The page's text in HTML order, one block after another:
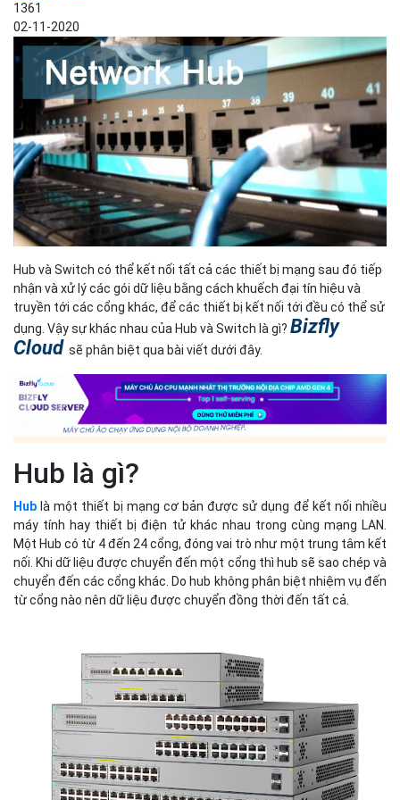
1361
02-11-2020
Hub và Switch có thể kết nối tất cả các thiết bị mạng sau đó tiếp
nhận và xử lý các gói dữ liệu bằng cách khuếch đại tín hiệu và
truyền tới các cổng khác, để các thiết bị kết nối tới đều có thể sử
dụng. Vậy sự khác nhau của Hub và Switch là gì? Bizfly
Cloud sẽ phân biệt qua bài viết dưới đây.
Hub là gì?
Hub là một thiết bị mạng cơ bản được sử dụng để kết nối nhiều
máy tính hay thiết bị điện tử khác nhau trong cùng mạng LAN.
Một Hub có từ 4 đến 24 cổng, đóng vai trò như một trung tâm kết
nối. Khi dữ liệu được chuyển đến một cổng thì hub sẽ sao chép và
chuyển đến các cổng khác. Do hub không phân biệt nhiệm vụ đến
từ cổng nào nên dữ liệu được chuyển đồng thời đến tất cả.